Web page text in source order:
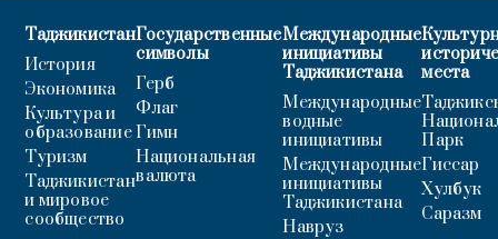
Таджикистан
История
Экономика
Культура и
образование
Туризм
Таджикистан
и мировое
сообщество
Государственные
символы
Герб
Флаг
Гимн
Национальная
валюта
Международные
инициативы
Таджикистана
Международные
водные
инициативы
Международные
инициативы
Таджикистана
Навруз
места
Парк
Гиссар
Хулбук
Саразм